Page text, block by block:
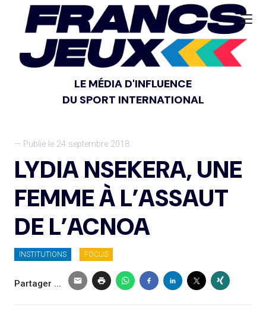
LE MÉDIA D'INFLUENCE
DU SPORT INTERNATIONAL
— Publié le 24 septembre 2018
LYDIA NSEKERA, UNE
FEMME À L’ASSAUT
DE L’ACNOA
INSTITUTIONS FOCUS
Partager ...